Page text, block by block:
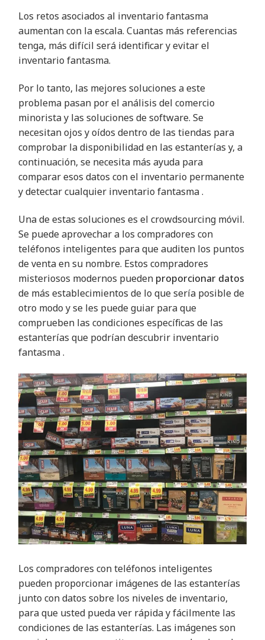
Los retos asociados al inventario fantasma
aumentan con la escala. Cuantas más referencias
tenga, más difícil será identificar y evitar el
inventario fantasma.
Por lo tanto, las mejores soluciones a este
problema pasan por el análisis del comercio
minorista y las soluciones de software. Se
necesitan ojos y oídos dentro de las tiendas para
comprobar la disponibilidad en las estanterías y, a
continuación, se necesita más ayuda para
comparar esos datos con el inventario permanente
y detectar cualquier inventario fantasma.
Una de estas soluciones es el crowdsourcing móvil.
Se puede aprovechar a los compradores con
teléfonos inteligentes para que auditen los puntos
de venta en su nombre. Estos compradores
misteriosos modernos pueden proporcionar datos
de más establecimientos de lo que sería posible de
otro modo y se les puede guiar para que
comprueben las condiciones específicas de las
estanterías que podrían descubrir inventario
fantasma.
Los compradores con teléfonos inteligentes
pueden proporcionar imágenes de las estanterías
junto con datos sobre los niveles de inventario,
para que usted pueda ver rápida y fácilmente las
condiciones de las estanterías. Las imágenes son